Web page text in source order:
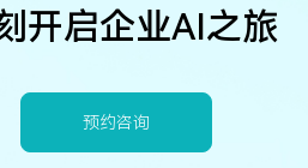
开启企业AI之旅
预约咨询